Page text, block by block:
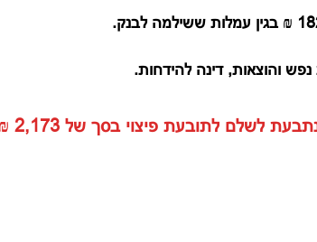
לשלם לתובעת פיצוי בסך של 2,173 ₪.